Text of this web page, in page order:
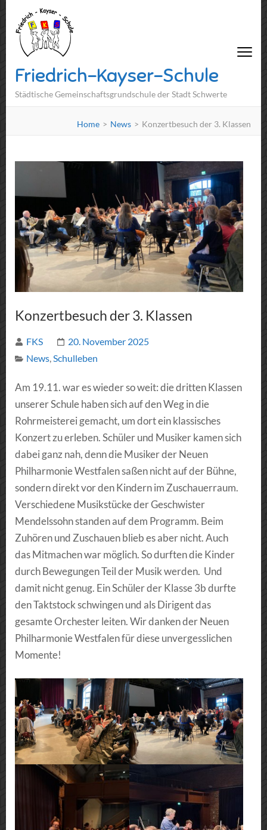
Friedrich-Kayser-Schule
Städtische Gemeinschaftsgrundschule der Stadt Schwerte
Home > News > Konzertbesuch der 3. Klassen
Konzertbesuch der 3. Klassen
FKS
20. November 2025
News Schulleben
Am 19.11. war es wieder so weit: die dritten Klassen
unserer Schule haben sich auf den Weg in die
Rohrmeisterei gemacht, um dort ein klassisches
Konzert zu erleben. Schüler und Musiker kamen sich
dabei ganz nah, denn die Musiker der Neuen
Philharmonie Westfalen saßen nicht auf der Bühne,
sondern direkt vor den Kindern im Zuschauerraum.
Verschiedene Musikstücke der Geschwister
Mendelssohn standen auf dem Programm. Beim
Zuhören und Zuschauen blieb es aber nicht. Auch
das Mitmachen war möglich. So durften die Kinder
durch Bewegungen Teil der Musik werden. Und
damit nicht genug. Ein Schüler der Klasse 3b durfte
den Taktstock schwingen und als Dirigent das
gesamte Orchester leiten. Wir danken der Neuen
Philharmonie Westfalen für diese unvergesslichen
Momente!